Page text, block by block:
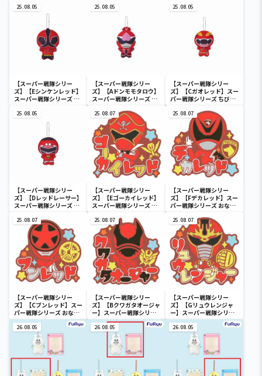
25.08.05
【スーパー戦隊シリー
ズ】【Eシンケンレッド】
スーパー戦隊シリーズ ち
25.08.05
【スーパー戦隊シリー
ズ】【Aドンモモタロウ】
スーパー戦隊シリーズ ち
25.08.05
【スーパー戦隊シリー
ズ】【Cガオレッド】スー
パー戦隊シリーズ ちびぐ
25.08.05
【スーパー戦隊シリー
ズ】【Dレッドレーサー】
スーパー戦隊シリーズ ち
25.08.07
【スーパー戦隊シリー
ズ】【Eゴーカイレッド】
スーパー戦隊シリーズ お
25.08.07
【スーパー戦隊シリー
ズ】【Fデカレッド】スー
パー戦隊シリーズ おなま
25.08.07
【スーパー戦隊シリー
ズ】【Cブンレッド】スー
パー戦隊シリーズ おなま
えラバーバッジvol.1
25.08.07
【スーパー戦隊シリー
ズ】【Bクワガタオージャ
ー】スーパー戦隊シリー
ズ おなまえラバーバッジ
vol.1
25.08.07
【スーパー戦隊シリー
ズ】【Gリュウレンジャ
ー】スーパー戦隊シリー
ズ おなまえラバーバッジ
vol.2
26.08.05 26.08.05 26.08.05